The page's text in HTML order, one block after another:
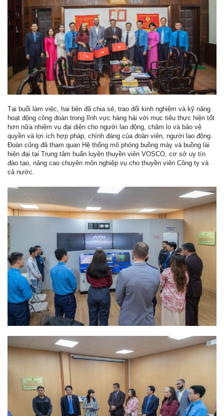
Tại buổi làm việc, hai bên đã chia sẻ, trao đổi kinh nghiệm và kỹ năng
hoạt động công đoàn trong lĩnh vực hàng hải với mục tiêu thực hiện tốt
hơn nữa nhiệm vụ đại diện cho người lao động, chăm lo và bảo vệ
quyền và lợi ích hợp pháp, chính đáng của đoàn viên, người lao động.
Đoàn cũng đã tham quan Hệ thống mô phỏng buồng máy và buồng lái
hiện đại tại Trung tâm huấn luyện thuyền viên VOSCO, cơ sở uy tín
đào tạo, nâng cao chuyên môn nghiệp vụ cho thuyền viên Công ty và
cả nước.